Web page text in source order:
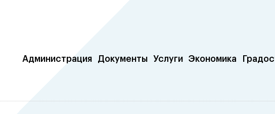
Администрация Документы Услуги Экономика